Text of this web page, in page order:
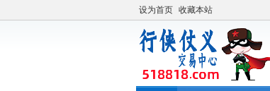
设为首页 收藏本站